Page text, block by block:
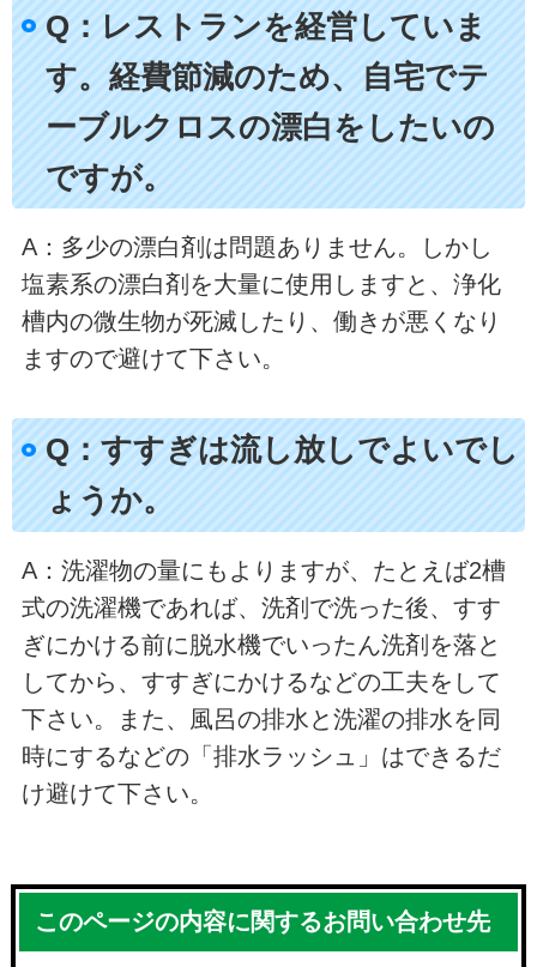
Q：レストランを経営していま
す。経費節減のため、自宅でテ
ーブルクロスの漂白をしたいの
ですが。
A：多少の漂白剤は問題ありません。しかし
塩素系の漂白剤を大量に使用しますと、浄化
槽内の微生物が死滅したり、働きが悪くなり
ますので避けて下さい。
Q：すすぎは流し放しでよいでし
ょうか。
A：洗濯物の量にもよりますが、たとえば2槽
式の洗濯機であれば、洗剤で洗った後、すす
ぎにかける前に脱水機でいったん洗剤を落と
してから、すすぎにかけるなどの工夫をして
下さい。また、風呂の排水と洗濯の排水を同
時にするなどの「排水ラッシュ」はできるだ
け避けて下さい。
このページの内容に関するお問い合わせ先